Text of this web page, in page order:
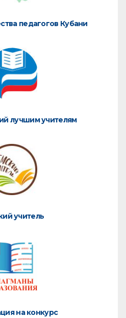
педагогов Кубани
лучшим учителям
учитель
на конкурс